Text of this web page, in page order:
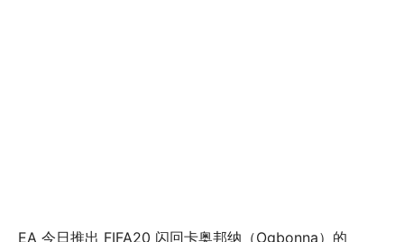
EA 今日推出 FIFA20 闪回卡奥邦纳（Ogbonna）的